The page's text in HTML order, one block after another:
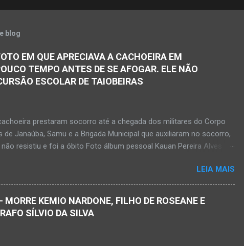
blog
EM QUE APRECIAVA A CACHOEIRA EM
TEMPO ANTES DE SE AFOGAR. ELE NÃO
ESCOLAR DE TAIOBEIRAS
prestaram socorro até a chegada dos militares do Corpo
de Janaúba, Samu e a Brigada Municipal que auxiliaram no socorro,
resistiu e foi a óbito Foto álbum pessoal Kauan Pereira Alves
pouco tempo antes de se afogar e depois vir a óbito nesta terça-
abril de 2026. Foto álbum pessoal Kauan Pereira Alves. Fotos CB
de Bombeiros Militar, Samu e Brigada Municipal socorrem
se afogou em cachoeira em Mato Verde nesta terça-feira, dia 28
LEIA MAIS
KEMIO NARDONE, FILHO DE ROSEANE E
SÍLVIO DA SILVA